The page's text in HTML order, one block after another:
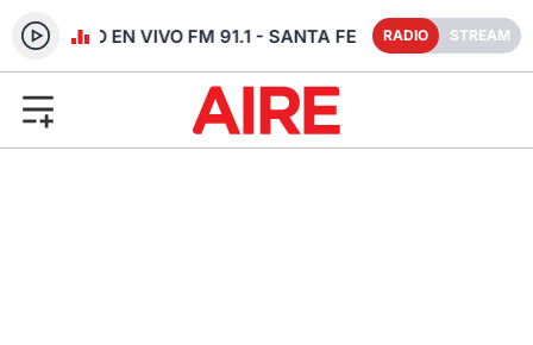
RADIO EN VIVO FM 91.1 - SANTA FE RADIO STREAM